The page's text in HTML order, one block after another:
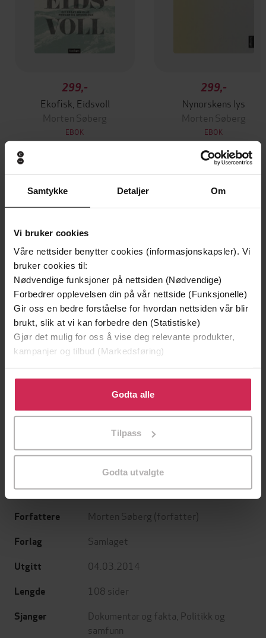
Samtykke Detaljer Om
Vi bruker cookies
Våre nettsider benytter cookies (informasjonskapsler). Vi
bruker cookies til:
Nødvendige funksjoner på nettsiden (Nødvendige)
Forbedrer opplevelsen din på vår nettside (Funksjonelle)
Gir oss en bedre forståelse for hvordan nettsiden vår blir
brukt, slik at vi kan forbedre den (Statistiske)
Gjør det mulig for oss å vise deg relevante produkter,
kampanjer og tilbud (Markedsføring)
Klikk på «Godta alle» for å gi oss ditt samtykke til å
bruke cookies for alle disse formålene. Du kan også
tilpasse ditt samtykke til spesifikke formål ved å klikke
Godta alle
Tilpass
Godta utvalgte
299,-
Ekofisk, Eidsvoll
Morten Søberg
EBOK
299,-
Nynorskens lys
Morten Søberg
EBOK
Andre har også kjøpt
249,-
EBOK
449,-
LYDBOK
Forfattere Morten Søberg (forfatter)
Forlag Samlaget
Utgitt 04.03.2014
Lengde 108 sider
Sjanger Dokumentar og fakta Politikk og
samfunn